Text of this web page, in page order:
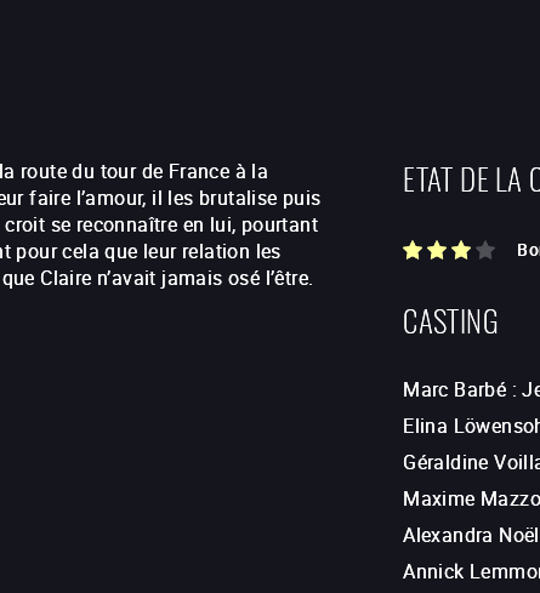
route du tour de France à la
faire l’amour, il les brutalise puis
croit se reconnaître en lui, pourtant
pour cela que leur relation les
Claire n’avait jamais osé l’être.
ETAT DE LA
CASTING
Marc Barbé :
Elina
Géraldine
Maxime
Alexandra Noël
Annick